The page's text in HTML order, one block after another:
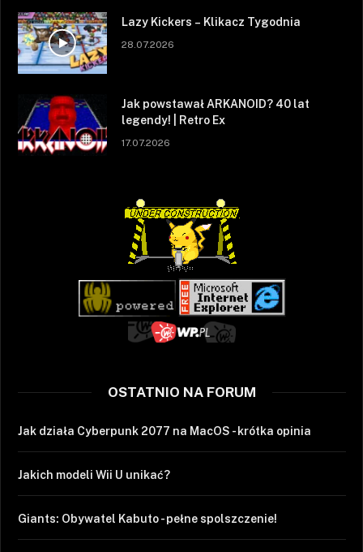
Lazy Kickers – Klikacz Tygodnia
28.07.2026
Jak powstawał ARKANOID? 40 lat
legendy! | Retro Ex
17.07.2026
OSTATNIO NA FORUM
Jak działa Cyberpunk 2077 na MacOS - krótka opinia
Jakich modeli Wii U unikać?
Giants: Obywatel Kabuto - pełne spolszczenie!